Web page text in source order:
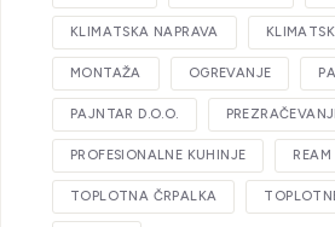
KLIMATSKA NAPRAVA
MONTAŽA OGREVANJE
PAJNTAR D.O.O.
PROFESIONALNE KUHINJE REAM
TOPLOTNA ČRPALKA